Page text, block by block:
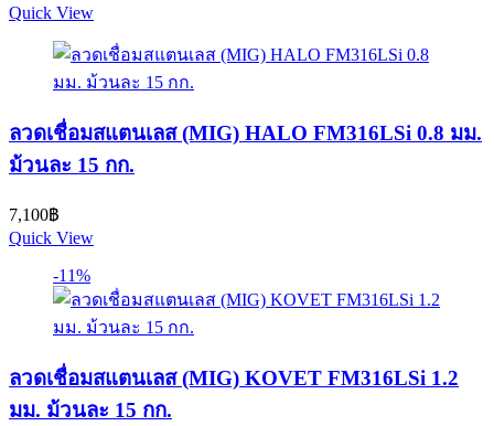
Quick View
ลวดเชื่อมสแตนเลส (MIG) HALO FM316LSi 0.8 มม.
ม้วนละ 15 กก.
7,100฿
Quick View
-11%
ลวดเชื่อมสแตนเลส (MIG) KOVET FM316LSi 1.2
มม. ม้วนละ 15 กก.